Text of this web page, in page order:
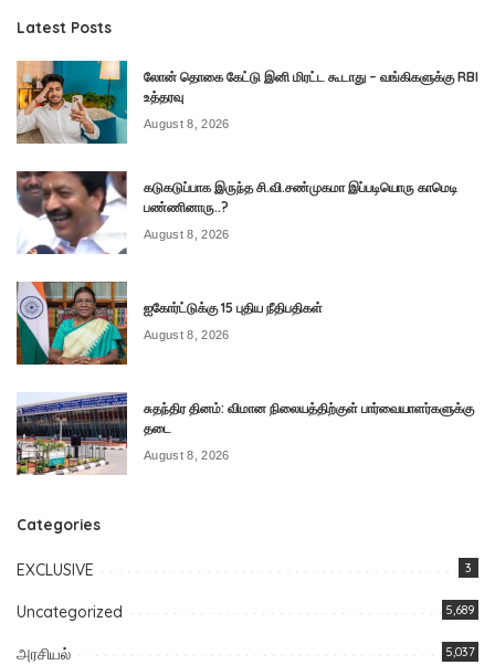
Latest Posts
லோன் தொகை கேட்டு இனி மிரட்ட கூடாது – வங்கிகளுக்கு RBI
உத்தரவு
August 8, 2026
கடுகடுப்பாக இருந்த சி.வி.சண்முகமா இப்படியொரு காமெடி
பண்ணினாரு..?
August 8, 2026
ஐகோர்ட்டுக்கு 15 புதிய நீதிபதிகள்
August 8, 2026
சுதந்திர தினம்: விமான நிலையத்திற்குள் பார்வையாளர்களுக்கு
தடை
August 8, 2026
Categories
EXCLUSIVE 3
Uncategorized 5,689
அரசியல் 5,037